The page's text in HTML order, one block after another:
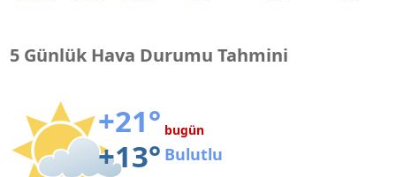
5 Günlük Hava Durumu Tahmini
+21°
+13°
bugün
Bulutlu